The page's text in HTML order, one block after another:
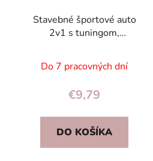
Stavebné športové auto
2v1 s tuningom,
a zvukmi pre deti 3+
Do 7 pracovných dní
€9,79
DO KOŠÍKA